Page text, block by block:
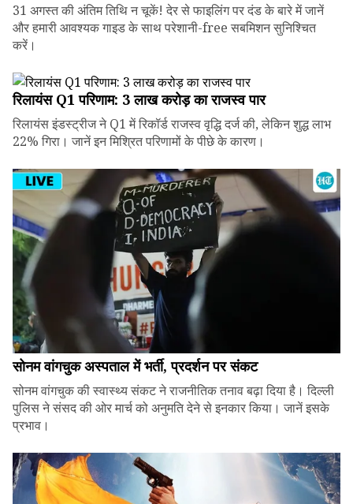
31 अगस्त की अंतिम तिथि न चूकें! देर से फाइलिंग पर दंड के बारे में जानें
और हमारी आवश्यक गाइड के साथ परेशानी-free सबमिशन सुनिश्चित
करें।
रिलायंस Q1 परिणाम: ₹3 लाख करोड़ का राजस्व पार
रिलायंस इंडस्ट्रीज ने Q1 में रिकॉर्ड राजस्व वृद्धि दर्ज की, लेकिन शुद्ध लाभ
22% गिरा। जानें इन मिश्रित परिणामों के पीछे के कारण।
सोनम वांगचुक अस्पताल में भर्ती, प्रदर्शन पर संकट
सोनम वांगचुक की स्वास्थ्य संकट ने राजनीतिक तनाव बढ़ा दिया है। दिल्ली
पुलिस ने संसद की ओर मार्च को अनुमति देने से इनकार किया। जानें इसके
प्रभाव।